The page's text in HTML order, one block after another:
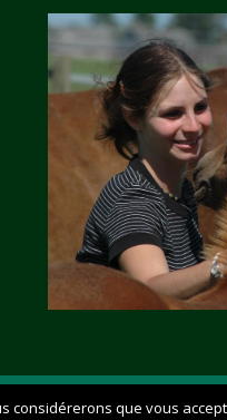
considérerons que vous